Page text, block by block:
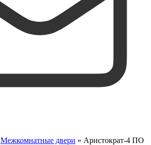
Межкомнатные двери » Аристократ-4 ПО